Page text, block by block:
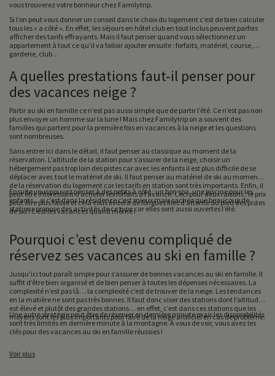
vous trouverez votre bonheur chez Familytrip.
Si l’on peut vous donner un conseil dans le choix du logement c’est de bien calculer
tous les « a côté ». En effet, les séjours en hôtel club en tout inclus peuvent parfois
afficher des tarifs effrayants. Mais il faut penser quand vous sélectionnez un
appartement à tout ce qu’il va falloir ajouter ensuite : forfaits, matériel, course,
garderie, club…
A quelles prestations faut-il penser pour
des vacances neige ?
Partir au ski en famille ce n’est pas aussi simple que de partir l’été. Ce n’est pas non
plus envoyer un homme sur la lune ! Mais chez Familytrip on a souvent des
familles qui partent pour la première fois en vacances à la neige et les questions
sont nombreuses.
Sans entrer ici dans le détail, il faut penser au classique au moment de la
réservation. L’altitude de la station pour s’assurer de la neige, choisir un
hébergement pas trop loin des pistes car avec les enfants il est plus difficile de se
déplacer avec tout le matériel de ski. Il faut penser au matériel de ski au moment
de la réservation du logement car les tarifs en station sont très importants. Enfin, il
peut être intéressant d’acheter les forfaits à l’avance. Ceci pour deux raisons : le prix
peut être plus faible et cela vous évitera de longues files d’attente au pied des pistes
de ski ! C’est les vacances quand même !
Ensuite vous pouvez penser à des petits à côté : un bon spa, une piscine pour les
enfants... si c’est dans la résidence c’est mieux mais sachez que beaucoup de
stations propose des activités de ce type car elles sont aussi ouvertes l’été.
Pourquoi c’est devenu compliqué de
réservez ses vacances au ski en famille ?
Jusqu’ici tout paraît simple pour s’assurer de bonnes vacances au ski en famille. Il
suffit d’être bien organisé et de bien penser à toutes les dépenses nécessaires. La
complexité n’est pas là… la complexité c’est de trouver de la neige. Les tendances
en la matière ne sont pas très bonnes. Il faut donc viser des stations dont l’altitude
est élevé et plutôt des grandes stations… en effet, c’est dans ces stations que les
moyens sont les plus importants pour faire de la neige artificiel en cas de problème.
Une autre stratégie peut être de réserver en dernière minute mais les disponibilités
sont très limités en dernière minute à la montagne. A vous de voir, vous avez les
clés pour des vacances au ski en famille réussies !
Voir plus